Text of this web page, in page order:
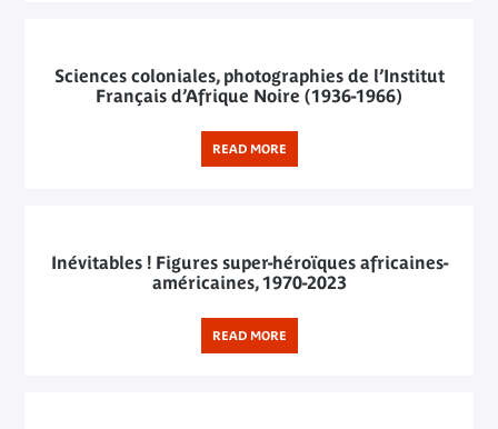
Sciences coloniales, photographies de l’Institut
Français d’Afrique Noire (1936-1966)
READ MORE
Inévitables ! Figures super-héroïques africaines-
américaines, 1970-2023
READ MORE